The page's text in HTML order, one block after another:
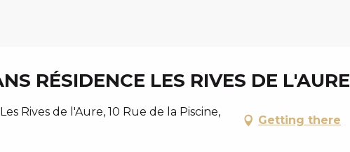
RÉSIDENCE LES RIVES DE L'AURE
Rives de l'Aure, 10 Rue de la Piscine,
Getting there